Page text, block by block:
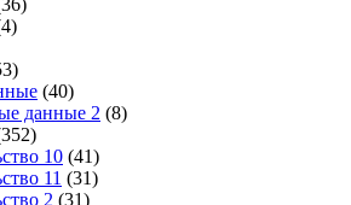
(40)
данные 2 (8)
10 (41)
11 (31)
2 (31)